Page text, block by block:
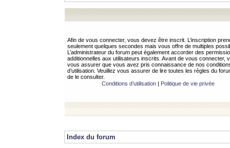
Afin de vous connecter, vous devez être inscrit. L’inscription
seulement quelques secondes mais vous offre de multiples
L’administrateur du forum peut également accorder des
additionnelles aux utilisateurs inscrits. Avant de vous connecter,
vous assurer que vous avez pris connaissance de nos
d’utilisation. Veuillez vous assurer de lire toutes les règles du
de le consulter.
Conditions d’utilisation| Politique de vie privée
Index du forum